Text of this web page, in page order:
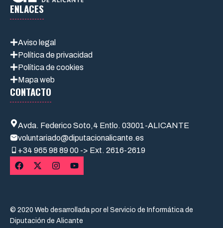
ENLACES
Aviso legal
Política de privacidad
Política de cookies
Mapa web
CONTACTO
Avda. Federico Soto,4 Entlo. 03001-ALICANTE
voluntariado@diputacionalicante.es
+34 965 98 89 00 -> Ext. 2616-2619
© 2020 Web desarrollada por el Servicio de Informática de
Diputación de Alicante